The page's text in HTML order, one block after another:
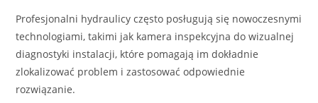
Profesjonalni hydraulicy często posługują się nowoczesnymi
technologiami, takimi jak kamera inspekcyjna do wizualnej
diagnostyki instalacji, które pomagają im dokładnie
zlokalizować problem i zastosować odpowiednie
rozwiązanie.